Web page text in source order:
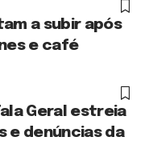
a subir após
e café
Geral estreia
e denúncias da